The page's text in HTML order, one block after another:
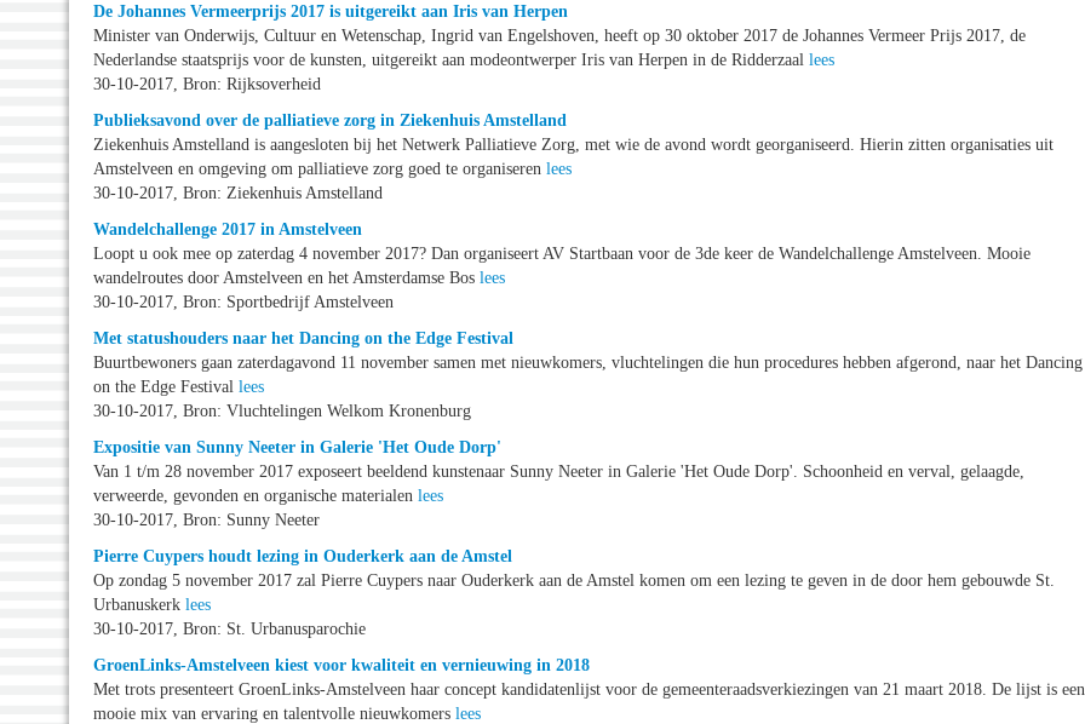
De Johannes Vermeerprijs 2017 is uitgereikt aan Iris van Herpen
Minister van Onderwijs, Cultuur en Wetenschap, Ingrid van Engelshoven, heeft op 30 oktober 2017 de Johannes Vermeer Prijs 2017, de
Nederlandse staatsprijs voor de kunsten, uitgereikt aan modeontwerper Iris van Herpen in de Ridderzaal lees
30-10-2017, Bron: Rijksoverheid
Publieksavond over de palliatieve zorg in Ziekenhuis Amstelland
Ziekenhuis Amstelland is aangesloten bij het Netwerk Palliatieve Zorg, met wie de avond wordt georganiseerd. Hierin zitten organisaties uit
Amstelveen en omgeving om palliatieve zorg goed te organiseren lees
30-10-2017, Bron: Ziekenhuis Amstelland
Wandelchallenge 2017 in Amstelveen
Loopt u ook mee op zaterdag 4 november 2017? Dan organiseert AV Startbaan voor de 3de keer de Wandelchallenge Amstelveen. Mooie
wandelroutes door Amstelveen en het Amsterdamse Bos lees
30-10-2017, Bron: Sportbedrijf Amstelveen
Met statushouders naar het Dancing on the Edge Festival
Buurtbewoners gaan zaterdagavond 11 november samen met nieuwkomers, vluchtelingen die hun procedures hebben afgerond, naar het Dancing
on the Edge Festival lees
30-10-2017, Bron: Vluchtelingen Welkom Kronenburg
Expositie van Sunny Neeter in Galerie 'Het Oude Dorp'
Van 1 t/m 28 november 2017 exposeert beeldend kunstenaar Sunny Neeter in Galerie 'Het Oude Dorp'. Schoonheid en verval, gelaagde,
verweerde, gevonden en organische materialen lees
30-10-2017, Bron: Sunny Neeter
Pierre Cuypers houdt lezing in Ouderkerk aan de Amstel
Op zondag 5 november 2017 zal Pierre Cuypers naar Ouderkerk aan de Amstel komen om een lezing te geven in de door hem gebouwde St.
Urbanuskerk lees
30-10-2017, Bron: St. Urbanusparochie
GroenLinks-Amstelveen kiest voor kwaliteit en vernieuwing in 2018
Met trots presenteert GroenLinks-Amstelveen haar concept kandidatenlijst voor de gemeenteraadsverkiezingen van 21 maart 2018. De lijst is een
mooie mix van ervaring en talentvolle nieuwkomers lees